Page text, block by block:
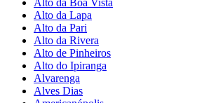
Alto da Lapa
Alto da Pari
Alto da Rivera
Alto de Pinheiros
Alto do Ipiranga
Alvarenga
Alves Dias